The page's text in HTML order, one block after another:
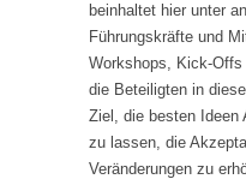
beinhaltet hier unter
Führungskräfte und
Workshops, Kick-
die Beteiligten in
Ziel, die besten Ideen
zu lassen, die
Veränderungen zu